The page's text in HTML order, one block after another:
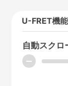
U-FRET機能
自動スクロ
ー